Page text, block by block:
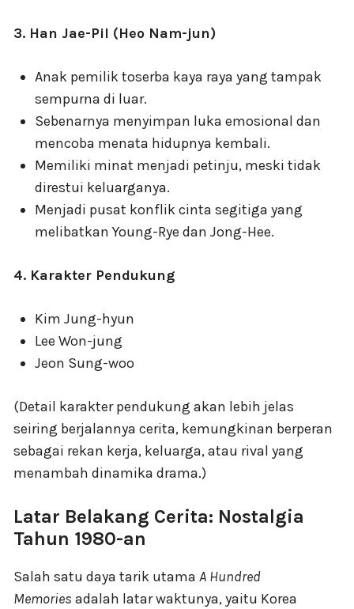
3. Han Jae-Pil (Heo Nam-jun)
Anak pemilik toserba kaya raya yang tampak
sempurna di luar.
Sebenarnya menyimpan luka emosional dan
mencoba menata hidupnya kembali.
Memiliki minat menjadi petinju, meski tidak
direstui keluarganya.
Menjadi pusat konflik cinta segitiga yang
melibatkan Young-Rye dan Jong-Hee.
4. Karakter Pendukung
Kim Jung-hyun
Lee Won-jung
Jeon Sung-woo
(Detail karakter pendukung akan lebih jelas
seiring berjalannya cerita, kemungkinan berperan
sebagai rekan kerja, keluarga, atau rival yang
menambah dinamika drama.)
Latar Belakang Cerita: Nostalgia
Tahun 1980-an
Salah satu daya tarik utama A Hundred
Memories adalah latar waktunya, yaitu Korea